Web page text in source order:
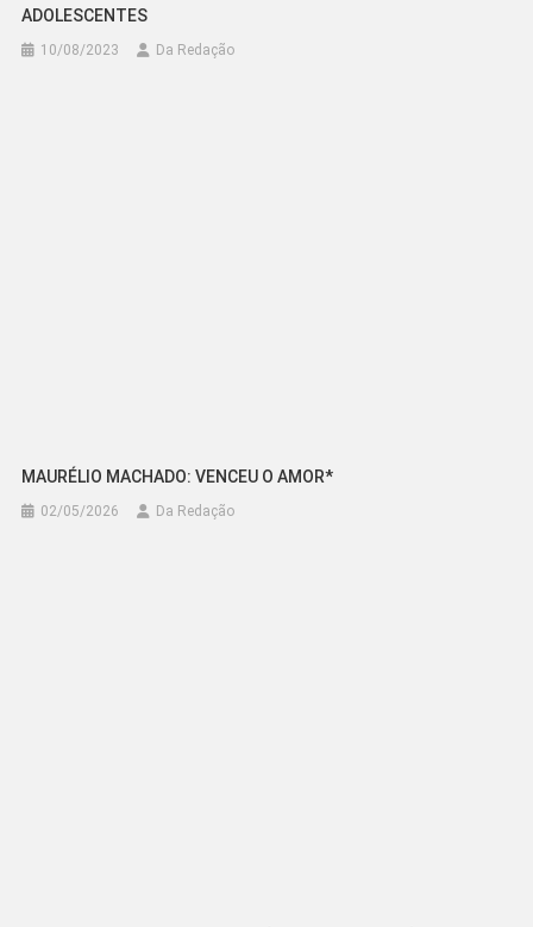
ADOLESCENTES
10/08/2023 Da Redação
MAURÉLIO MACHADO: VENCEU O AMOR*
02/05/2026 Da Redação